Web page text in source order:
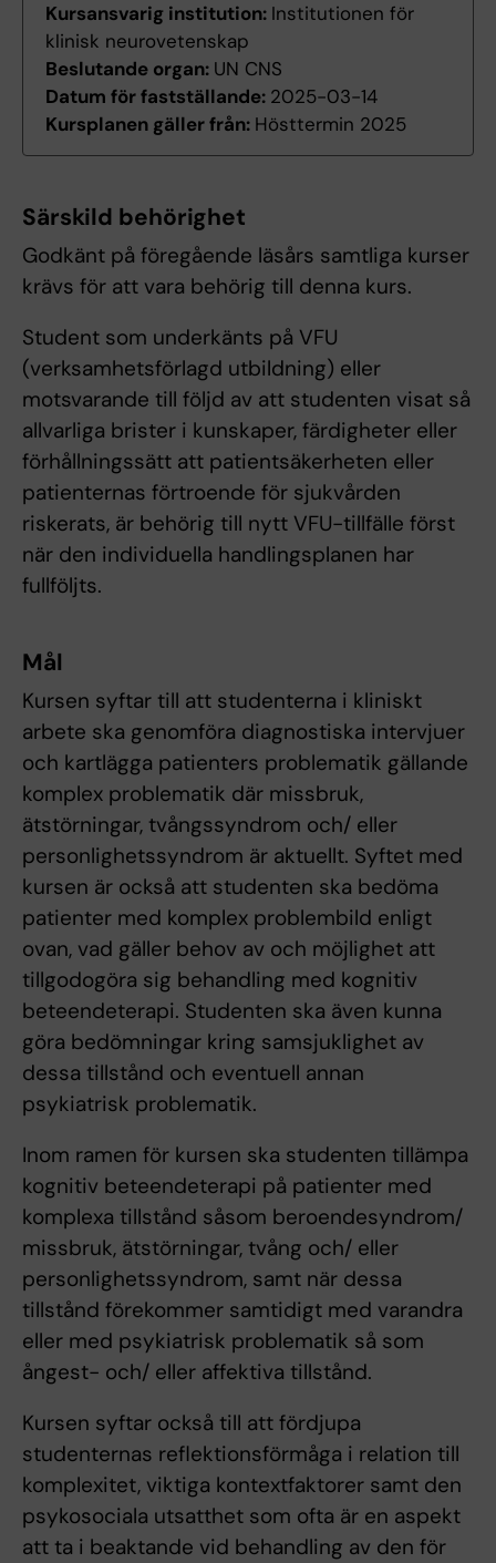
Kursansvarig institution: Institutionen för
klinisk neurovetenskap
Beslutande organ: UN CNS
Datum för fastställande: 2025-03-14
Kursplanen gäller från: Hösttermin 2025
Särskild behörighet
Godkänt på föregående läsårs samtliga kurser
krävs för att vara behörig till denna kurs.
Student som underkänts på VFU
(verksamhetsförlagd utbildning) eller
motsvarande till följd av att studenten visat så
allvarliga brister i kunskaper, färdigheter eller
förhållningssätt att patientsäkerheten eller
patienternas förtroende för sjukvården
riskerats, är behörig till nytt VFU-tillfälle först
när den individuella handlingsplanen har
fullföljts.
Mål
Kursen syftar till att studenterna i kliniskt
arbete ska genomföra diagnostiska intervjuer
och kartlägga patienters problematik gällande
komplex problematik där missbruk,
ätstörningar, tvångssyndrom och/ eller
personlighetssyndrom är aktuellt. Syftet med
kursen är också att studenten ska bedöma
patienter med komplex problembild enligt
ovan, vad gäller behov av och möjlighet att
tillgodogöra sig behandling med kognitiv
beteendeterapi. Studenten ska även kunna
göra bedömningar kring samsjuklighet av
dessa tillstånd och eventuell annan
psykiatrisk problematik.
Inom ramen för kursen ska studenten tillämpa
kognitiv beteendeterapi på patienter med
komplexa tillstånd såsom beroendesyndrom/
missbruk, ätstörningar, tvång och/ eller
personlighetssyndrom, samt när dessa
tillstånd förekommer samtidigt med varandra
eller med psykiatrisk problematik så som
ångest- och/ eller affektiva tillstånd.
Kursen syftar också till att fördjupa
studenternas reflektionsförmåga i relation till
komplexitet, viktiga kontextfaktorer samt den
psykosociala utsatthet som ofta är en aspekt
att ta i beaktande vid behandling av den för